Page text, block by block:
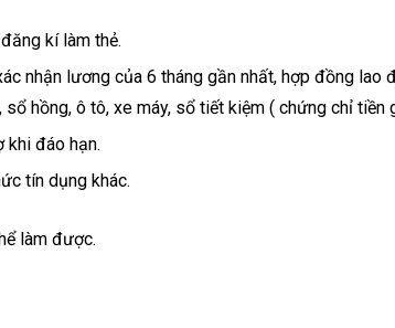
kí làm thẻ.
nhận lương của 6 tháng gần nhất, hợp đồng
hồng, ô tô, xe máy, sổ tiết kiệm ( chứng chỉ tiền
khi đáo hạn.
tín dụng khác.
làm được.